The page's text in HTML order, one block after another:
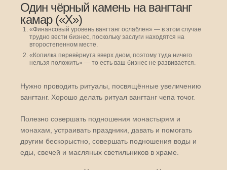
Один чёрный камень на вангтанг
камар («Х»)
«Финансовый уровень вангтанг ослаблен» — в этом случае
трудно вести бизнес, поскольку заслуги находятся на
второстепенном месте.
«Копилка перевёрнута вверх дном, поэтому туда ничего
нельзя положить» — то есть ваш бизнес не развивается.
Нужно проводить ритуалы, посвящённые увеличению
вангтанг. Хорошо делать ритуал вангтанг чепа точог.
Полезно совершать подношения монастырям и
монахам, устраивать праздники, давать и помогать
другим бескорыстно, совершать подношения воды и
еды, свечей и масляных светильников в храме.